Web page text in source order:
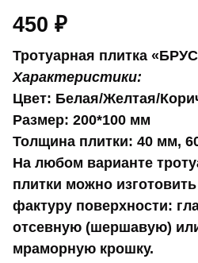
450₽
Тротуарная плитка
Характеристики:
Цвет: Белая/Желтая/
Размер: 200*100 мм
Толщина плитки: 40 мм,
На любом варианте
плитки можно
фактуру поверхности:
отсевную (шершавую)
мраморную крошку.